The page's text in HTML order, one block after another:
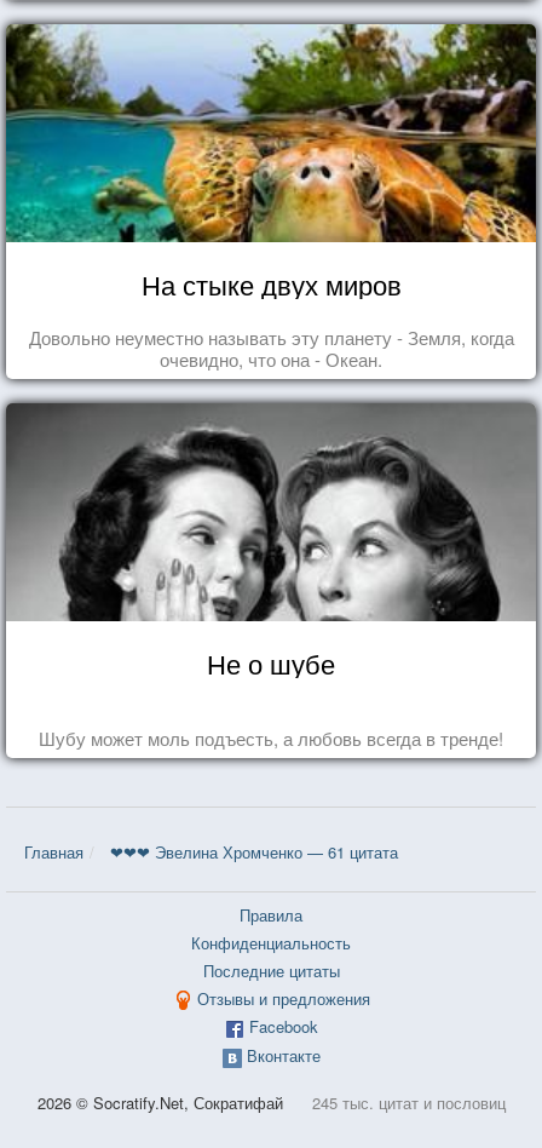
На стыке двух миров
Довольно неуместно называть эту планету - Земля, когда
очевидно, что она - Океан.
Не о шубе
Шубу может моль подъесть, а любовь всегда в тренде!
Главная ❤❤❤ Эвелина Хромченко — 61 цитата
Правила
Конфиденциальность
Последние цитаты
Отзывы и предложения
Facebook
Вконтакте
2026 © Socratify.Net, Сократифай 245 тыс. цитат и пословиц